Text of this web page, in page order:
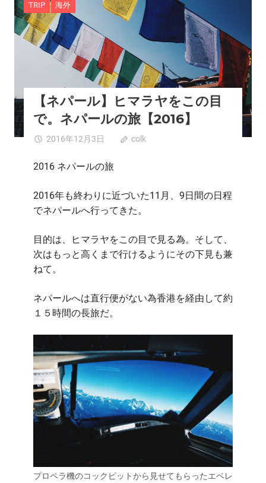
TRIP 海外
【ネパール】ヒマラヤをこの目
で。ネパールの旅【2016】
2016年12月3日 colk
2016 ネパールの旅
2016年も終わりに近づいた11月、9日間の日程
でネパールへ行ってきた。
目的は、ヒマラヤをこの目で見る為。そして、
次はもっと高くまで行けるようにその下見も兼
ねて。
ネパールへは直行便がない為香港を経由して約
１５時間の長旅だ。
プロペラ機のコックピットから見せてもらったエベレ